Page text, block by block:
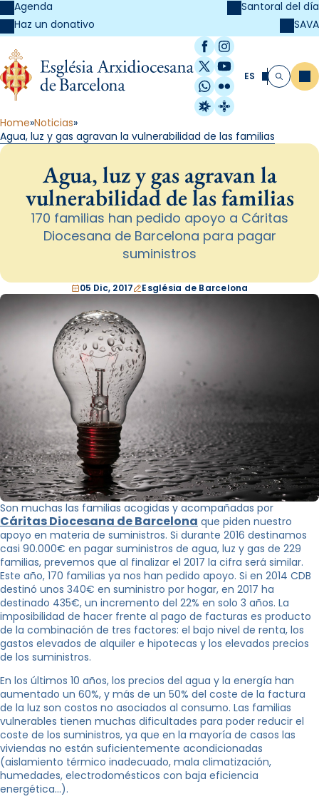
Agenda
Haz un donativo
Santoral del día
SAVA
Facebook
Instagram
X / Twitter
YouTube
WhatsApp
Flickr
Radio Estel
Catalunya
ES Buscar
Home Noticias
Agua, luz y gas agravan la vulnerabilidad de las familias
Agua, luz y gas agravan la
vulnerabilidad de las familias
170 familias han pedido apoyo a Cáritas
Diocesana de Barcelona para pagar
suministros
05 Dic, 2017 Església de Barcelona
Son muchas las familias acogidas y acompañadas por
Cáritas Diocesana de Barcelona que piden nuestro
apoyo en materia de suministros. Si durante 2016 destinamos
casi 90.000€ en pagar suministros de agua, luz y gas de 229
familias, prevemos que al finalizar el 2017 la cifra será similar.
Este año, 170 familias ya nos han pedido apoyo. Si en 2014 CDB
destinó unos 340€ en suministro por hogar, en 2017 ha
destinado 435€, un incremento del 22% en solo 3 años. La
imposibilidad de hacer frente al pago de facturas es producto
de la combinación de tres factores: el bajo nivel de renta, los
gastos elevados de alquiler e hipotecas y los elevados precios
de los suministros.
En los últimos 10 años, los precios del agua y la energía han
aumentado un 60%, y más de un 50% del coste de la factura
de la luz son costos no asociados al consumo. Las familias
vulnerables tienen muchas dificultades para poder reducir el
coste de los suministros, ya que en la mayoría de casos las
viviendas no están suficientemente acondicionadas
(aislamiento térmico inadecuado, mala climatización,
humedades, electrodomésticos con baja eficiencia
energética…).